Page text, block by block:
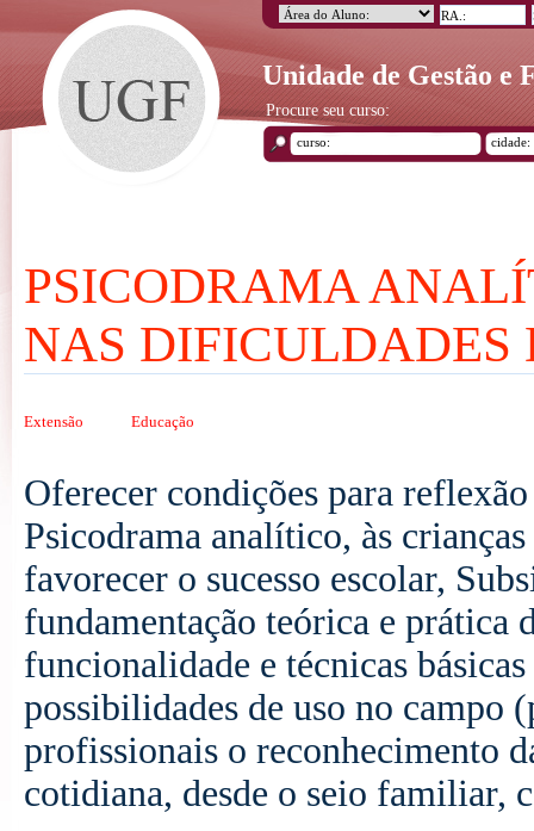
Unidade de Gestão e
Procure seu curso:
PSICODRAMA
NAS DIFICULDADES
Extensão Educação
Oferecer condições para
Psicodrama analítico, às
favorecer o sucesso escolar,
fundamentação teórica e
funcionalidade e técnicas
possibilidades de uso no campo
profissionais o reconhecimento
cotidiana, desde o seio familiar,